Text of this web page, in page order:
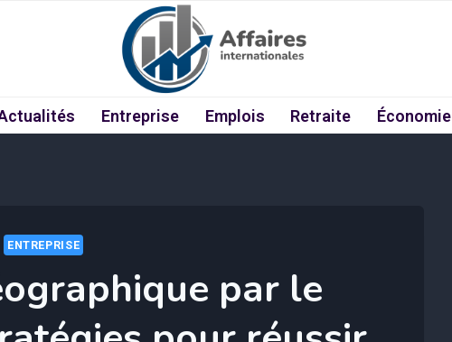
Entreprise Emplois Retraite Économie
ENTREPRISE
par le